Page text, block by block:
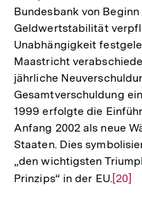
Bundesbank von
Geldwertstabilität
Unabhängigkeit
Maastricht
jährliche
Gesamtverschuldung
1999 erfolgte die
Anfang 2002 als neue
Staaten. Dies
„den wichtigsten
Prinzips“ in der EU.Zur
[20]